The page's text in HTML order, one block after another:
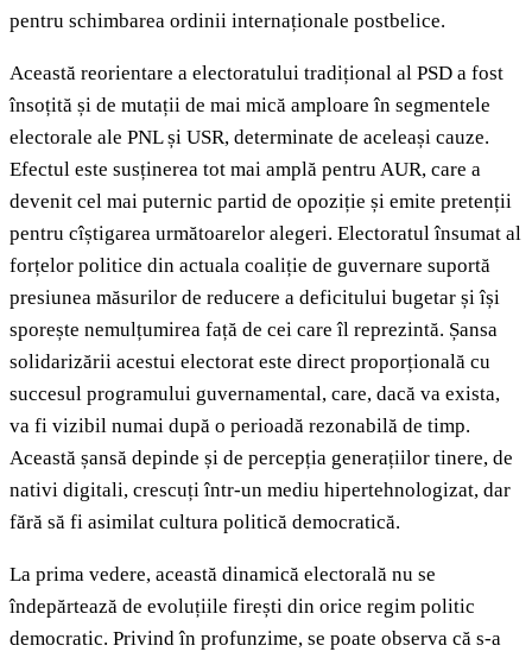
pentru schimbarea ordinii internaționale postbelice.
Această reorientare a electoratului tradițional al PSD a fost
însoțită și de mutații de mai mică amploare în segmentele
electorale ale PNL și USR, determinate de aceleași cauze.
Efectul este susținerea tot mai amplă pentru AUR, care a
devenit cel mai puternic partid de opoziție și emite pretenții
pentru cîștigarea următoarelor alegeri. Electoratul însumat al
forțelor politice din actuala coaliție de guvernare suportă
presiunea măsurilor de reducere a deficitului bugetar și își
sporește nemulțumirea față de cei care îl reprezintă. Șansa
solidarizării acestui electorat este direct proporțională cu
succesul programului guvernamental, care, dacă va exista,
va fi vizibil numai după o perioadă rezonabilă de timp.
Această șansă depinde și de percepția generațiilor tinere, de
nativi digitali, crescuți într-un mediu hipertehnologizat, dar
fără să fi asimilat cultura politică democratică.
La prima vedere, această dinamică electorală nu se
îndepărtează de evoluțiile firești din orice regim politic
democratic. Privind în profunzime, se poate observa că s-a